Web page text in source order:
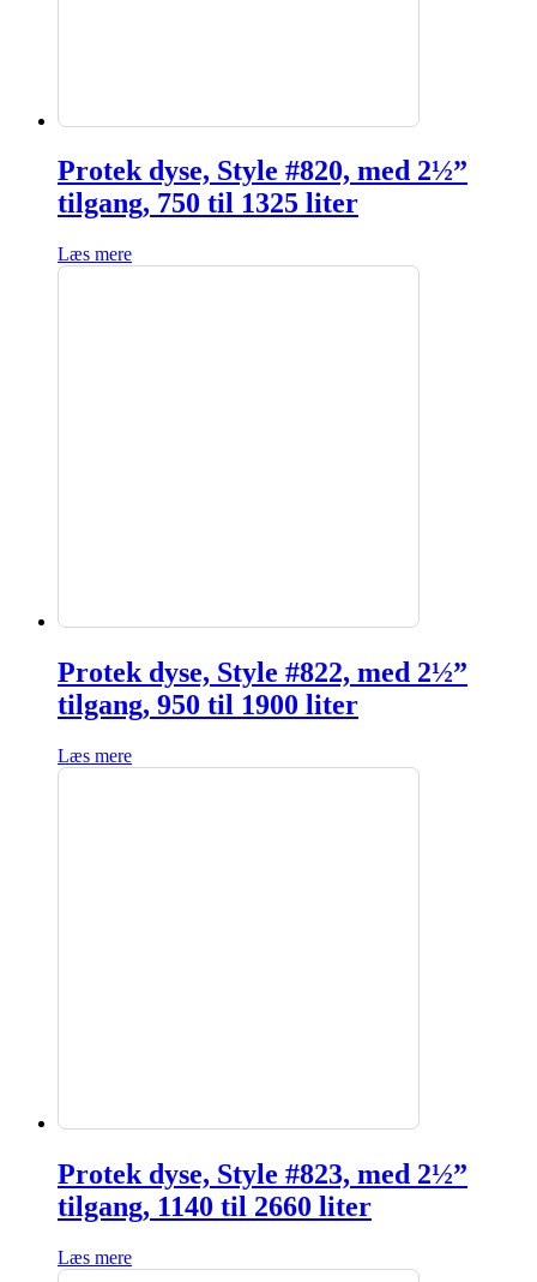
Protek dyse, Style #820, med 2½”
tilgang, 750 til 1325 liter
Læs mere
Protek dyse, Style #822, med 2½”
tilgang, 950 til 1900 liter
Læs mere
Protek dyse, Style #823, med 2½”
tilgang, 1140 til 2660 liter
Læs mere